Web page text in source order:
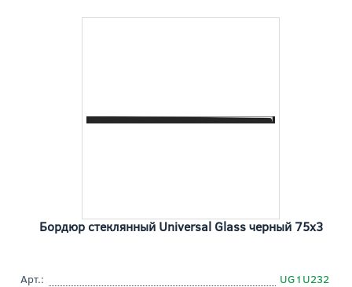
Бордюр стеклянный Universal Glass черный 75x3
Арт.:
UG1U232